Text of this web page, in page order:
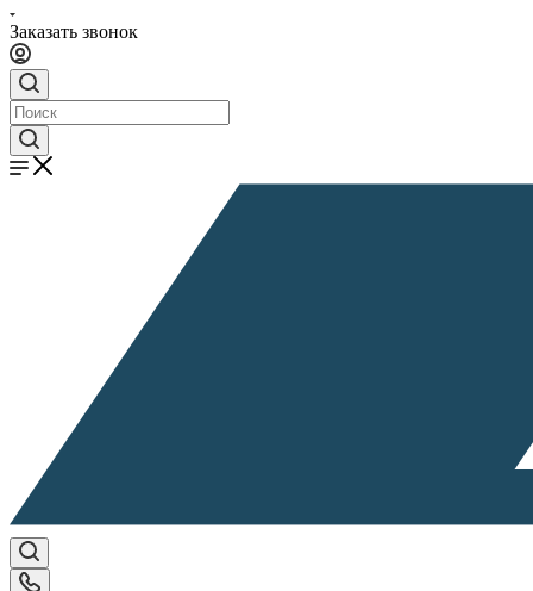
Заказать звонок